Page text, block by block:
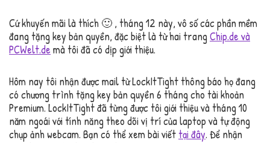
Cứ khuyến mãi là thích 🙂 , tháng 12 này, vô số các phần mềm
đang tặng key bản quyền, đặc biệt là từ hai trang Chip.de và
PCWelt.de mà tôi đã có dịp giới thiệu.
Hôm nay tôi nhận được mail từ LockItTight thông báo họ đang
có chương trình tặng key bản quyền 6 tháng cho tài khoản
Premium. LockItTight đã từng được tôi giới thiệu và tháng 10
năm ngoái với tính năng theo dõi vị trí của laptop và tự động
chụp ảnh webcam. Bạn có thể xem bài viếttại đây. Để nhận